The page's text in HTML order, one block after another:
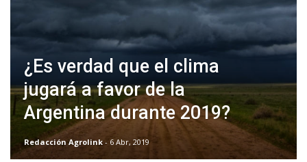
¿Es verdad que el clima
jugará a favor de la
Argentina durante 2019?
Redacción Agrolink - 6 Abr, 2019